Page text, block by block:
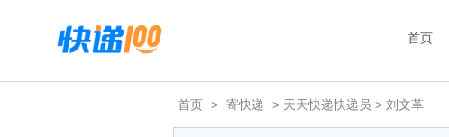
首页
首页 > 寄快递 > 天天快递快递员 > 刘文革